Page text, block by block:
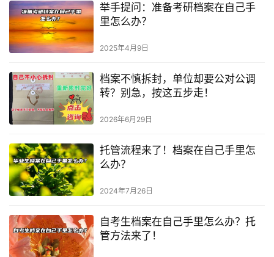
举手提问：准备考研档案在自己手
里怎么办？
2025年4月9日
档案不慎拆封，单位却要公对公调
转？别急，按这五步走！
2026年6月29日
托管流程来了！档案在自己手里怎
么办？
2024年7月26日
自考生档案在自己手里怎么办？托
管方法来了！